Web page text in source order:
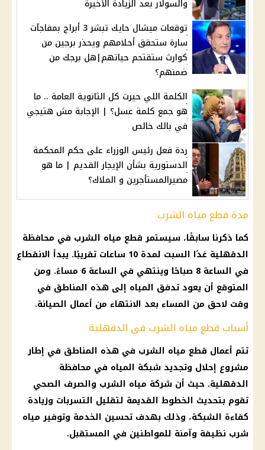
والسولار بعد الزيادة الأخيرة
توقعات ميشال حايك تبشر 3 أبراج بمفاجآت
سارة ستحقق أحلامهم ويحذر برجين من
كوارث ستقتحم حياتهم|هل برجك من
ضمنهم؟
الكلمة اللي حيرت كل الثانوية العامة .. ما
هو جمع كلمة عسل؟ | الإجابة مش هتيجي
في بالك خالص
ردة فعل رئيس الوزراء على حكم المحكمة
الدستورية بشأن الإيجار القديم | ما هو
مصيرالمستأجرين و الملاك؟
مدة قطع مياه الشرب
كما ذكرنا سابقًا، سيستمر قطع مياه الشرب في محافظة
الدقهلية غدًا السبت لمدة 10 ساعات تقريبًا. يبدأ الانقطاع
في الساعة 8 صباحًا وينتهي في الساعة 6 مساءً. ومن
المتوقع أن يعود تدفق المياه إلى هذه المناطق في
وقت لاحق من المساء بعد الانتهاء من أعمال الصيانة.
أسباب قطع مياه الشرب في الدقهلية
تتم أعمال قطع مياه الشرب في هذه المناطق في إطار
مشروع إحلال وتجديد شبكة المياه في محافظة
الدقهلية. حيث أن شركة مياه الشرب والصرف الصحي
تقوم بتحديث الخطوط القديمة لتقليل التسربات وزيادة
كفاءة الشبكة، وذلك بهدف تحسين الخدمة وتوفير مياه
شرب نظيفة وآمنة للمواطنين في المستقبل.